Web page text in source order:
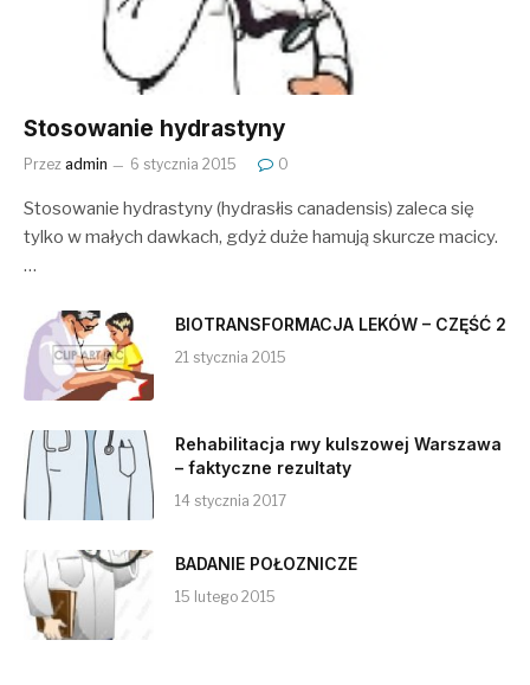
Stosowanie hydrastyny
Przez admin 6 stycznia 2015 0
Stosowanie hydrastyny (hydrasłis canadensis) zaleca się
tylko w małych dawkach, gdyż duże hamują skurcze macicy.
…
BIOTRANSFORMACJA LEKÓW – CZĘŚĆ 2
21 stycznia 2015
Rehabilitacja rwy kulszowej Warszawa
– faktyczne rezultaty
14 stycznia 2017
BADANIE POŁOZNICZE
15 lutego 2015